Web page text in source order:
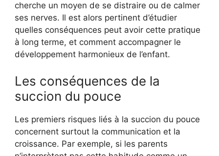
cherche un moyen de se distraire ou de calmer
ses nerves. Il est alors pertinent d’étudier
quelles conséquences peut avoir cette pratique
à long terme, et comment accompagner le
développement harmonieux de l’enfant.
Les conséquences de la
succion du pouce
Les premiers risques liés à la succion du pouce
concernent surtout la communication et la
croissance. Par exemple, si les parents